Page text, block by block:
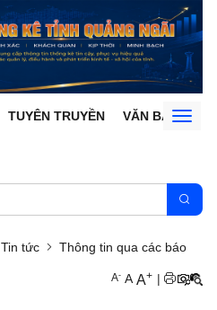
TUYÊN TRUYỀN VĂN BẢN
Tin tức Thông tin qua các báo
A- A A+ |